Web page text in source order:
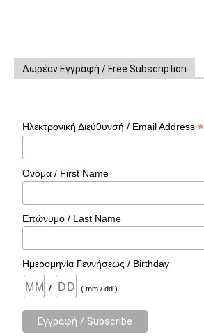
Δωρέαν Εγγραφή / Free Subscription
Ηλεκτρονική Διεύθυνσή / Email Address*
Όνομα / First Name
Επώνυμο / Last Name
Ημερομηνία Γεννήσεως / Birthday
/ ( mm / dd )